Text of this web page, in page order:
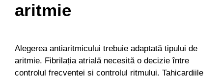
aritmie
Alegerea antiaritmicului trebuie adaptată tipului de
aritmie. Fibrilația atrială necesită o decizie între
controlul frecvenței și controlul ritmului. Tahicardiile